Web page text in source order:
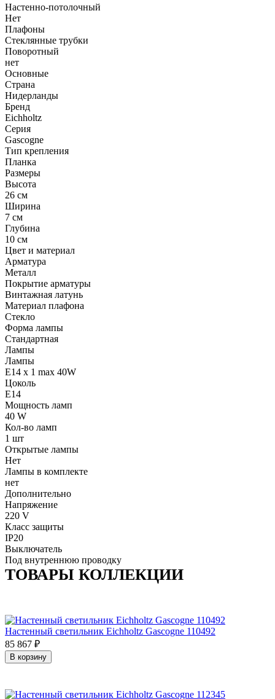
Настенно-потолочный
Нет
Плафоны
Стеклянные трубки
Поворотный
нет
Основные
Страна
Нидерланды
Бренд
Eichholtz
Серия
Gascogne
Тип крепления
Планка
Размеры
Высота
26 см
Ширина
7 см
Глубина
10 см
Цвет и материал
Арматура
Металл
Покрытие арматуры
Винтажная латунь
Материал плафона
Стекло
Форма лампы
Стандартная
Лампы
Лампы
E14 x 1 max 40W
Цоколь
E14
Мощность ламп
40 W
Кол-во ламп
1 шт
Открытые лампы
Нет
Лампы в комплекте
нет
Дополнительно
Напряжение
220 V
Класс защиты
IP20
Выключатель
Под внутреннюю проводку
ТОВАРЫ КОЛЛЕКЦИИ
Настенный светильник Eichholtz Gascogne 110492
85 867 ₽
В корзину